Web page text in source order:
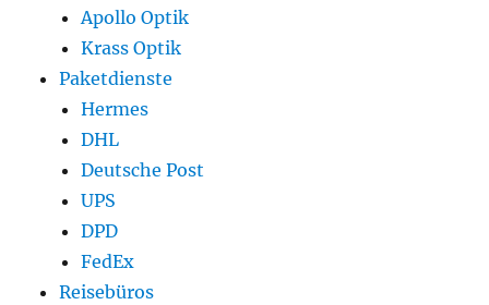
Apollo Optik
Krass Optik
Paketdienste
Hermes
DHL
Deutsche Post
UPS
DPD
FedEx
Reisebüros